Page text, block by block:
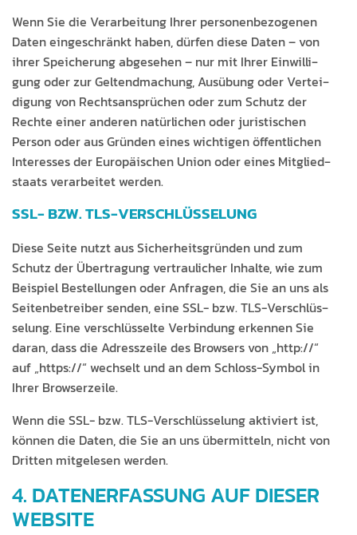
Wenn Sie die Ver­ar­beitung Ihrer per­so­n­en­be­zo­ge­nen
Dat­en eingeschränkt haben, dür­fen diese Dat­en – von
ihrer Spe­icherung abge­se­hen – nur mit Ihrer Ein­willi­
gung oder zur Gel­tend­machung, Ausübung oder Vertei­
di­gung von Recht­sansprüchen oder zum Schutz der
Rechte ein­er anderen natür­lichen oder juris­tis­chen
Per­son oder aus Grün­den eines wichti­gen öffentlichen
Inter­ess­es der Europäis­chen Union oder eines Mit­glied­
staats ver­ar­beit­et werden.
SSL- BZW. TLS-VERSCHLÜSSELUNG
Diese Seite nutzt aus Sicher­heits­grün­den und zum
Schutz der Über­tra­gung ver­traulich­er Inhalte, wie zum
Beispiel Bestel­lun­gen oder Anfra­gen, die Sie an uns als
Seit­en­be­treiber senden, eine SSL- bzw. TLS-Ver­schlüs­
selung. Eine ver­schlüs­selte Verbindung erken­nen Sie
daran, dass die Adresszeile des Browsers von „http://“
auf „https://“ wech­selt und an dem Schloss-Sym­bol in
Ihrer Browserzeile.
Wenn die SSL- bzw. TLS-Ver­schlüs­selung aktiviert ist,
kön­nen die Dat­en, die Sie an uns über­mit­teln, nicht von
Drit­ten mit­ge­le­sen werden.
4. DATENERFASSUNG AUF DIESER
WEBSITE